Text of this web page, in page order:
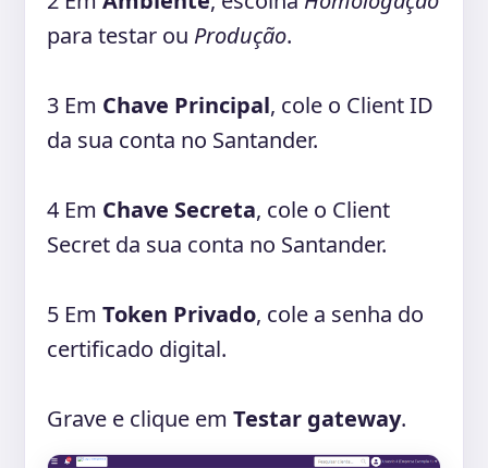
para testar ou Produção.
3 Em Chave Principal, cole o Client ID
da sua conta no Santander.
4 Em Chave Secreta, cole o Client
Secret da sua conta no Santander.
5 Em Token Privado, cole a senha do
certificado digital.
Grave e clique em Testar gateway.